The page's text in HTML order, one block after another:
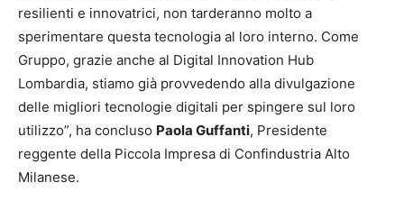
resilienti e innovatrici, non tarderanno molto a
sperimentare questa tecnologia al loro interno. Come
Gruppo, grazie anche al Digital Innovation Hub
Lombardia, stiamo già provvedendo alla divulgazione
delle migliori tecnologie digitali per spingere sul loro
utilizzo”, ha concluso Paola Guffanti, Presidente
reggente della Piccola Impresa di Confindustria Alto
Milanese.